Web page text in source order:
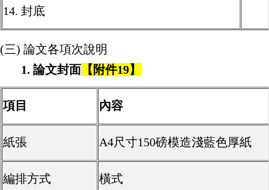
14. 封底
(三) 論文各項次說明
1. 論文封面【附件19】
項目 內容
紙張 A4尺寸150磅模造淺藍色厚紙
編排方式 橫式